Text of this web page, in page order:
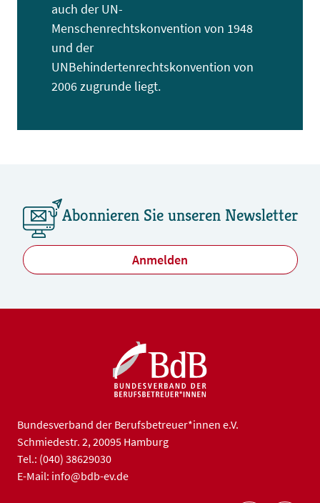
auch der UN-
Menschenrechtskonvention von 1948
und der
UNBehindertenrechtskonvention von
2006 zugrunde liegt.
Abonnieren Sie unseren Newsletter
Anmelden
Bundesverband der Berufsbetreuer*innen e.V.
Schmiedestr. 2, 20095 Hamburg
Tel.: (040) 38629030
E-Mail: info@bdb-ev.de